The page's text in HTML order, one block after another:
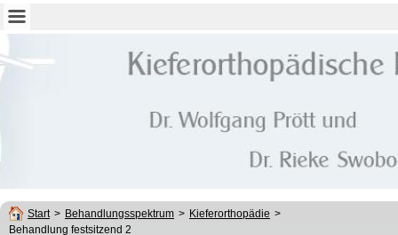
Start > Behandlungsspektrum > Kieferorthopädie >
Behandlung festsitzend 2